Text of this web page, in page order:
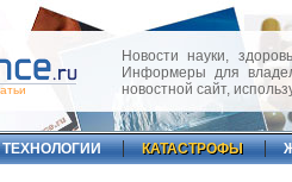
Новости науки,
Информеры для
новостной сайт,
ТЕХНОЛОГИИ КАТАСТРОФЫ